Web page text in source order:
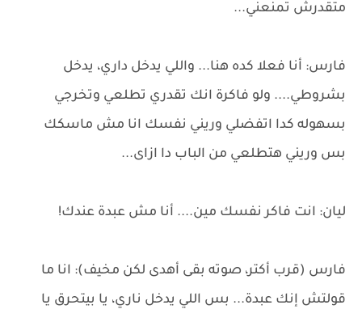
متقدرش تمنعني...
فارس: أنا فعلا كده هنا... واللي يدخل داري، يدخل
بشروطي.... ولو فاكرة انك تقدري تطلعي وتخرجي
بسهوله كدا اتفضلي وريني نفسك انا مش ماسكك
بس وريني هتطلعي من الباب دا ازاى...
ليان: انت فاكر نفسك مين.... أنا مش عبدة عندك!
فارس (قرب أكتر، صوته بقى أهدى لكن مخيف): انا ما
قولتش إنك عبدة... بس اللي يدخل ناري، يا بيتحرق يا